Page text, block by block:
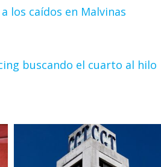
los caídos en Malvinas
buscando el cuarto al hilo